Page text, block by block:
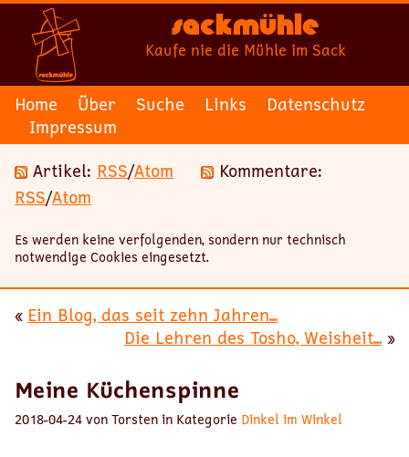
Sackmühle
Kaufe nie die Mühle im Sack
Home Über Suche Links
Datenschutz
Impressum
Artikel: RSS/Atom
Kommentare:
RSS/Atom
Es werden keine verfolgenden, sondern nur technisch
notwendige Cookies eingesetzt.
« Ein Blog, das seit zehn Jahren...
Die Lehren des Tosho, Weisheit... »
Meine Küchenspinne
2018-04-24 von Torsten in Kategorie Dinkel im Winkel